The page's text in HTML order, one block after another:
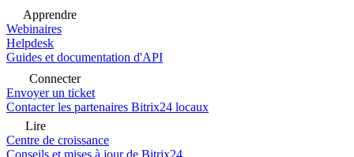
Apprendre
Webinaires
Helpdesk
Guides et documentation d'API
Connecter
Envoyer un ticket
Contacter les partenaires Bitrix24 locaux
Lire
Centre de croissance
Conseils et mises à jour de Bitrix24